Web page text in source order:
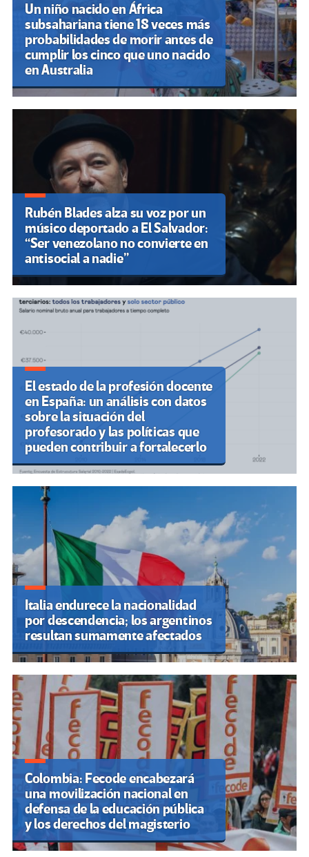
Un niño nacido en África
subsahariana tiene 18 veces más
probabilidades de morir antes de
cumplir los cinco que uno nacido
en Australia
Rubén Blades alza su voz por un
músico deportado a El Salvador:
“Ser venezolano no convierte en
antisocial a nadie”
El estado de la profesión docente
en España: un análisis con datos
sobre la situación del
profesorado y las políticas que
pueden contribuir a fortalecerlo
Italia endurece la nacionalidad
por descendencia; los argentinos
resultan sumamente afectados
Colombia: Fecode encabezará
una movilización nacional en
defensa de la educación pública
y los derechos del magisterio